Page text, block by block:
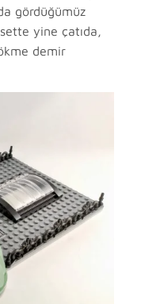
gördüğümüz
sette yine çatıda,
demir